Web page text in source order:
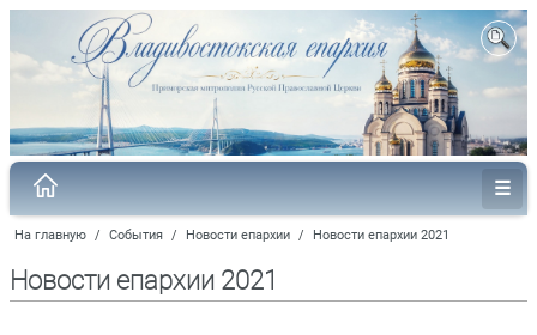
На главную / События / Новости епархии / Новости епархии 2021
Новости епархии 2021